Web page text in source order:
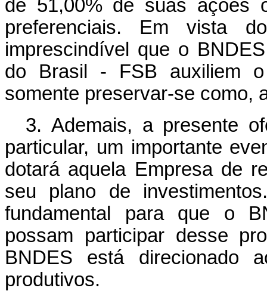
de 51,00% de suas ações
preferenciais. Em vista
imprescindível que o
do Brasil - FSB auxiliem
somente preservar-se como,
3. Ademais, a presente
particular, um importante
dotará aquela Empresa de
seu plano de
fundamental para que o
possam participar desse
BNDES está direcionado
produtivos.